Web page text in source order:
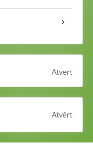
Atvērt
Atvērt